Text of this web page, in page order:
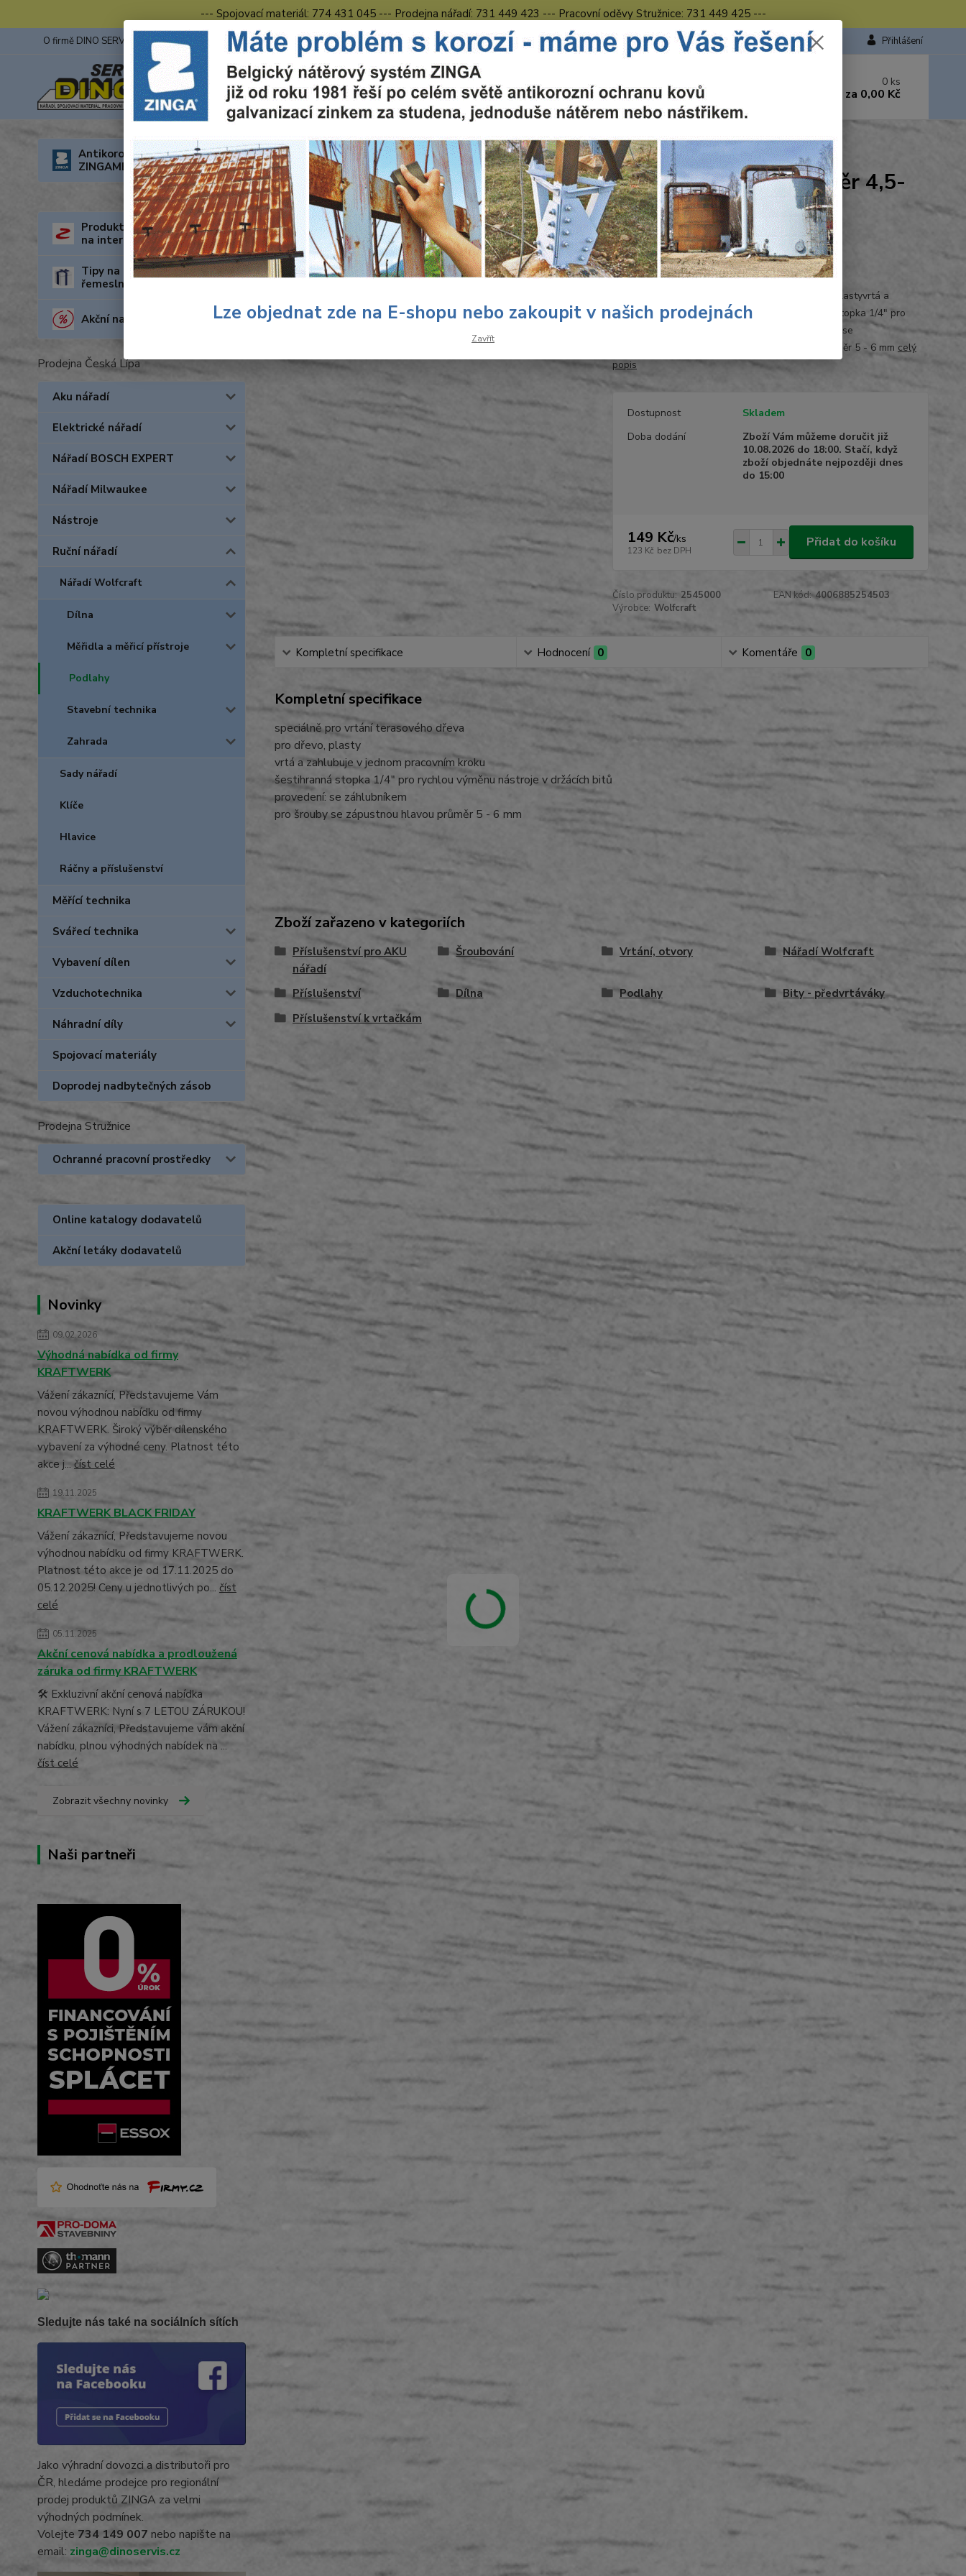
--- Spojovací materiál: 774 431 045 --- Prodejna nářadí: 731 449 423 --- Pracovní oděvy Stružnice: 731 449 425 ---
O firmě DINO SERVIS s.r.o. ZINGA Fotogalerie z výstav Obchodní podmínky Kontakty Česká Lípa Přihlášení
Hledat 731 449 423
8.00 hod. - 16.00 hod.
0 ks
za 0,00 Kč
Antikorozní nátěry
ZINGAMETALL
Produkty za nejnižší cenu
na internetu
Tipy na dárky pro kutily a
řemeslníky
Akční nabídka
Prodejna Česká Lípa
Aku nářadí
Elektrické nářadí
Nářadí BOSCH EXPERT
Nářadí Milwaukee
Nástroje
Ruční nářadí
Nářadí Wolfcraft
Dílna
Měřidla a měřicí přístroje
Podlahy
Stavební technika
Zahrada
Sady nářadí
Klíče
Hlavice
Ráčny a příslušenství
Měřící technika
Svářecí technika
Vybavení dílen
Vzduchotechnika
Náhradní díly
Spojovací materiály
Doprodej nadbytečných zásob
Prodejna Stružnice
Ochranné pracovní prostředky
Online katalogy dodavatelů
Akční letáky dodavatelů
Novinky
09.02.2026
Výhodná nabídka od firmy
KRAFTWERK
Vážení zákaznící, Představujeme Vám
novou výhodnou nabídku od firmy
KRAFTWERK. Široký výběr dílenského
vybavení za výhodné ceny. Platnost této
akce j... číst celé
19.11.2025
KRAFTWERK BLACK FRIDAY
Vážení zákaznící, Představujeme novou
výhodnou nabídku od firmy KRAFTWERK.
Platnost této akce je od 17.11.2025 do
05.12.2025! Ceny u jednotlivých po... číst
celé
05.11.2025
Akční cenová nabídka a prodloužená
záruka od firmy KRAFTWERK
🛠️ Exkluzivní akční cenová nabídka
KRAFTWERK: Nyní s 7 LETOU ZÁRUKOU!
Vážení zákazníci, Představujeme vám akční
nabídku, plnou výhodných nabídek na ...
číst celé
Zobrazit všechny novinky
Naši partneři
Sledujte nás také na sociálních sítích
Jako výhradní dovozci a distributoři pro
ČR, hledáme prodejce pro regionální
prodej produktů ZINGA za velmi
výhodných podmínek.
Volejte 734 149 007 nebo napište na
email: zinga@dinoservis.cz
Úvod Ruční nářadí Nářadí Wolfcraft Podlahy Wolfcraft Předvrták a záhlubník, stopka šestihran průměr 4,5-12 mm
Wolfcraft Předvrták a záhlubník, stopka šestihran průměr 4,5-
12 mm
Ohodnotit produkt
2545000
speciálně pro vrtání terasového dřevapro dřevo, plastyvrtá a
zahlubuje v jednom pracovním krokušestihranná stopka 1/4" pro
rychlou výměnu nástroje v držácích bitůprovedení: se
záhlubníkempro šrouby se zápustnou hlavou průměr 5 - 6 mm celý
popis
Dostupnost
Skladem
Doba dodání
Zboží Vám můžeme doručit již
10.08.2026 do 18:00. Stačí, když
zboží objednáte nejpozději dnes
do 15:00
149 Kč/ks
123 Kč bez DPH
Přidat do košíku
Číslo produktu: 2545000 EAN kód: 4006885254503
Výrobce: Wolfcraft
Kompletní specifikace Hodnocení 0 Komentáře 0
Kompletní specifikace
speciálně pro vrtání terasového dřeva
pro dřevo, plasty
vrtá a zahlubuje v jednom pracovním kroku
šestihranná stopka 1/4" pro rychlou výměnu nástroje v držácích bitů
provedení: se záhlubníkem
pro šrouby se zápustnou hlavou průměr 5 - 6 mm
Zboží zařazeno v kategoriích
Příslušenství pro AKU
nářadí
Šroubování Vrtání, otvory Nářadí Wolfcraft
Příslušenství Dílna Podlahy
Bity - předvrtáváky
Příslušenství k vrtačkám
Lze objednat zde na E-shopu nebo zakoupit v našich prodejnách
Zavřít